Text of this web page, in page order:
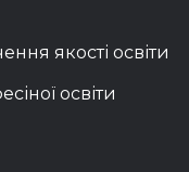
якості освіти
освіти